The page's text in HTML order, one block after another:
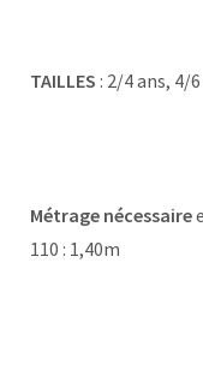
TAILLES : 2/4 ans, 4/
Métrage nécessaire
110 : 1,40m